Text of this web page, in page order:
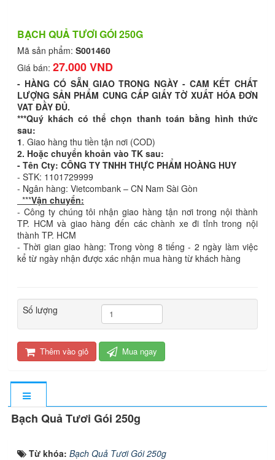
BẠCH QUẢ TƯƠI GÓI 250G
Mã sản phẩm: S001460
Giá bán: 27.000 VND
- HÀNG CÓ SẴN GIAO TRONG NGÀY - CAM KẾT CHẤT
LƯỢNG SẢN PHẨM CUNG CẤP GIẤY TỜ XUẤT HÓA ĐƠN
VAT ĐẦY ĐỦ.
***Quý khách có thể chọn thanh toán bằng hình thức
sau:
1. Giao hàng thu tiền tận nơi (COD)
2. Hoặc chuyển khoản vào TK sau:
- Tên Cty: CÔNG TY TNHH THỰC PHẨM HOÀNG HUY
- STK: 1101729999
- Ngân hàng: Vietcombank – CN Nam Sài Gòn
***Vận chuyển:
- Công ty chúng tôi nhận giao hàng tận nơi trong nội thành
TP. HCM và giao hàng đến các chành xe đi tỉnh trong nội
thành TP. HCM
- Thời gian giao hàng: Trong vòng 8 tiếng - 2 ngày làm việc
kể từ ngày nhận được xác nhận mua hàng từ khách hàng
Số lượng
Thêm vào giỏ Mua ngay
Bạch Quả Tươi Gói 250g
Từ khóa: Bạch Quả Tươi Gói 250g